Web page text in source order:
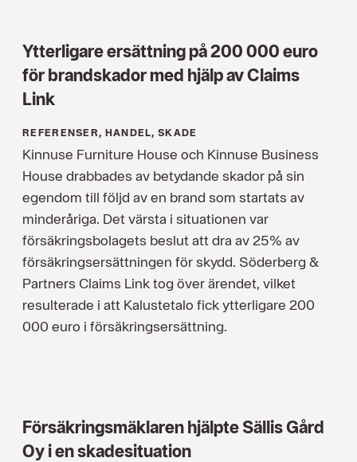
Ytterligare ersättning på 200 000 euro
för brandskador med hjälp av Claims
Link
REFERENSER, HANDEL, SKADE
Kinnuse Furniture House och Kinnuse Business
House drabbades av betydande skador på sin
egendom till följd av en brand som startats av
minderåriga. Det värsta i situationen var
försäkringsbolagets beslut att dra av 25% av
försäkringsersättningen för skydd. Söderberg &
Partners Claims Link tog över ärendet, vilket
resulterade i att Kalustetalo fick ytterligare 200
000 euro i försäkringsersättning.
Försäkringsmäklaren hjälpte Sällis Gård
Oy i en skadesituation